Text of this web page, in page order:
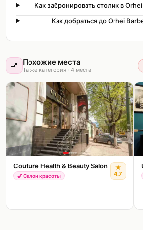
Как забронировать столик в
Как добраться до Orhei
💅 Похожие места
Та же категория · 4 места
Couture Health & Beauty Salon
💅Салон красоты
★
4.7